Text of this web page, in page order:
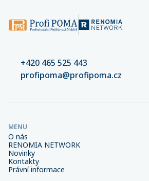
+420 465 525 443
profipoma@profipoma.cz
MENU
O nás
RENOMIA NETWORK
Novinky
Kontakty
Právní informace